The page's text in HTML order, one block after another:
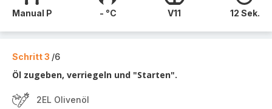
Manual P - °C V11 12 Sek.
Schritt 3 /6
Öl zugeben, verriegeln und "Starten".
2EL Olivenöl